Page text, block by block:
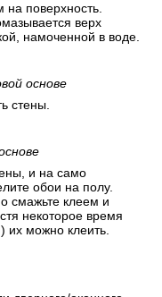
поверхность.
верх
намоченной в воде.
основе
стены.
и на само
обои на полу.
смажьте клеем и
некоторое время
их можно клеить.